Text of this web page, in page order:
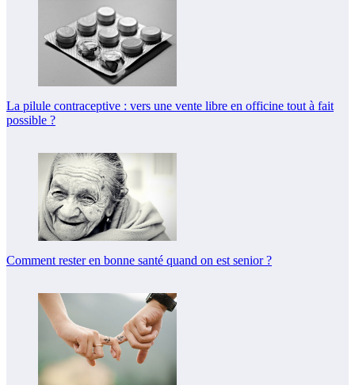
La pilule contraceptive : vers une vente libre en officine tout à fait
possible ?
Comment rester en bonne santé quand on est senior ?